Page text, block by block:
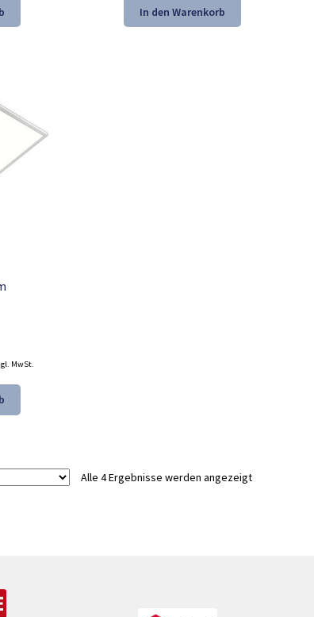
€.
war:
157,54 €
ist:
106,98 €.
In den Warenkorb
€.
MwSt.
Alle 4 Ergebnisse werden angezeigt